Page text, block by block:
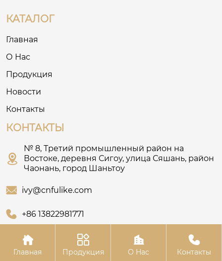
КАТАЛОГ
Главная
О Нас
Продукция
Новости
Контакты
КОНТАКТЫ

№ 8, Третий промышленный район на
Востоке, деревня Сигоу, улица Сяшань, район
Чаонань, город Шаньтоу
 ivy@cnfulike.com
 +86 13822981771
Авторское право© Шаньтоуское ООО по одежде “Му Цянь”

Главная

Продукция

О Hас

Контакты